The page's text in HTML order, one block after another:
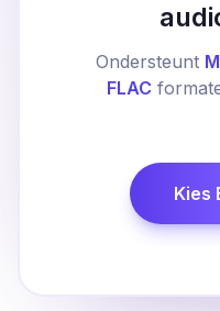
Ondersteunt
FLAC
Kies